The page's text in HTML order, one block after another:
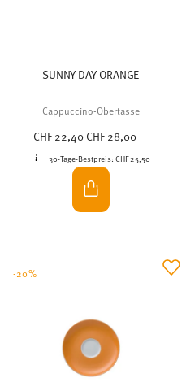
SUNNY DAY ORANGE
Cappuccino-Obertasse
CHF 22,40Price reduced from
CHF 28,00
30-Tage-Bestpreis:CHF 25,50
-20%